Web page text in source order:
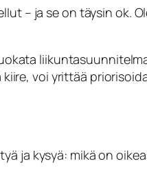
– ja se on täysin
voi yrittää
ja kysyä: mikä on